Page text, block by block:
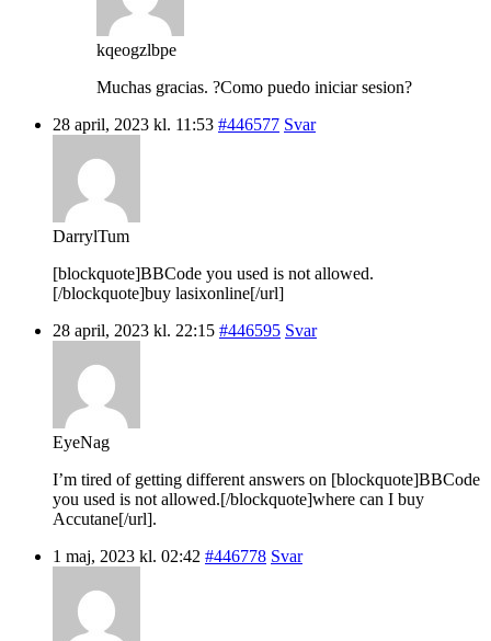
kqeogzlbpe
Muchas gracias. ?Como puedo iniciar sesion?
28 april, 2023 kl. 11:53 #446577 Svar
DarrylTum
[blockquote]BBCode you used is not allowed.
[/blockquote]buy lasixonline[/url]
28 april, 2023 kl. 22:15 #446595 Svar
EyeNag
I’m tired of getting different answers on [blockquote]BBCode
you used is not allowed.[/blockquote]where can I buy
Accutane[/url].
1 maj, 2023 kl. 02:42 #446778 Svar